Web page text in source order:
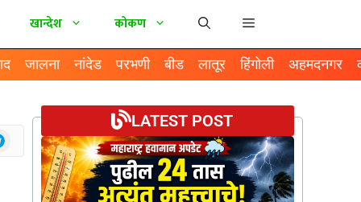
खान्देश कोकण
जालना नांदेड परभणी बीड लातूर हिंगोली अहमदनगर
LATEST POST